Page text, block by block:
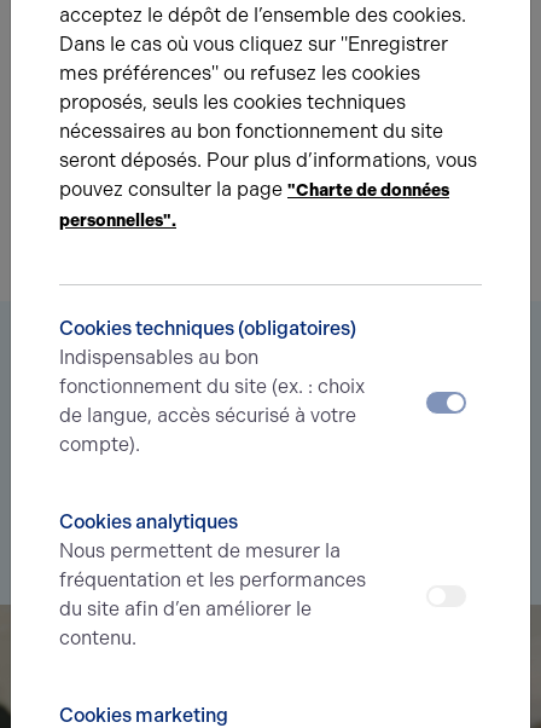
Prenez contact avec nos experts pour vous
accompagner dans votre projet d’immobilier
d’entreprise.
Je prends contact
Vous êtes à la recherche d’un bien
immobilier ?
Déléguez votre projet
Je souhaite déléguer ma recherche
acceptez le dépôt de l’ensemble des cookies.
Dans le cas où vous cliquez sur "Enregistrer
mes préférences" ou refusez les cookies
proposés, seuls les cookies techniques
nécessaires au bon fonctionnement du site
seront déposés. Pour plus d’informations, vous
pouvez consulter la page "Charte de données
personnelles".
Cookies techniques (obligatoires)
Indispensables au bon
fonctionnement du site (ex. : choix
de langue, accès sécurisé à votre
compte).
Cookies analytiques
Nous permettent de mesurer la
fréquentation et les performances
du site afin d’en améliorer le
contenu.
Cookies marketing